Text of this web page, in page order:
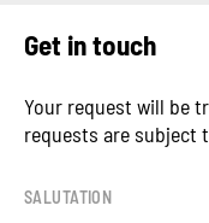
Get in touch
Your request will be
requests are subject
SALUTATION